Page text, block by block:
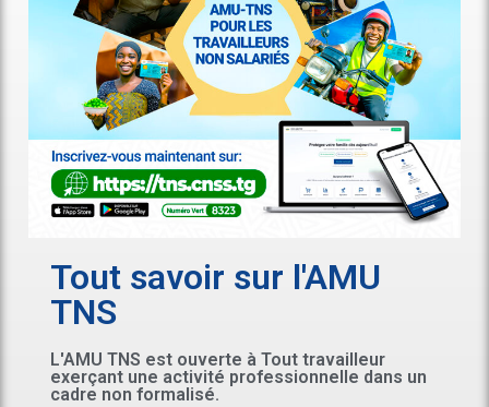
Tout savoir sur l'AMU
TNS
L'AMU TNS est ouverte à Tout travailleur
exerçant une activité professionnelle dans un
cadre non formalisé.